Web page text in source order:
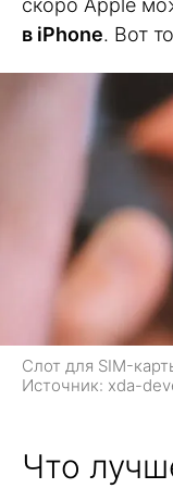
скоро Apple
в iPhone. Вот
Слот для SIM-
Источник: xda-
Что